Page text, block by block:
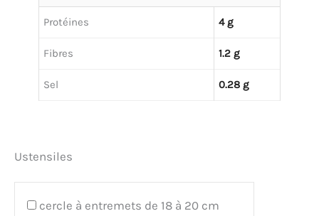
Protéines 4 g
Fibres 1.2 g
Sel 0.28 g
Ustensiles
cercle à entremets de 18 à 20 cm